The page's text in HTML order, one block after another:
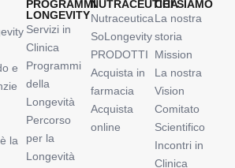
e
la
PROGRAMMI
LONGEVITY
Servizi in
Clinica
Programmi
della
Longevità
Percorso
per la
Longevità
NUTRACEUTICA
Nutraceutica
SoLongevity
PRODOTTI
Acquista in
farmacia
Acquista
online
CHI SIAMO
La nostra
storia
Mission
La nostra
Vision
Comitato
Scientifico
Incontri in
Clinica